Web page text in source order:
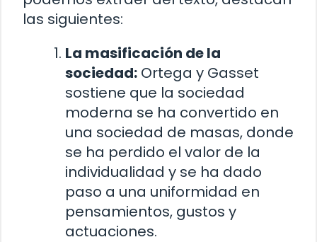
las siguientes:
La masificación de la
sociedad: Ortega y Gasset
sostiene que la sociedad
moderna se ha convertido en
una sociedad de masas, donde
se ha perdido el valor de la
individualidad y se ha dado
paso a una uniformidad en
pensamientos, gustos y
actuaciones.